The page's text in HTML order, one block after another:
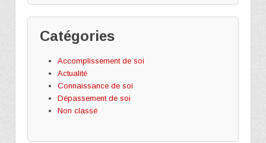
Catégories
Accomplissement de soi
Actualité
Connaissance de soi
Dépassement de soi
Non classé